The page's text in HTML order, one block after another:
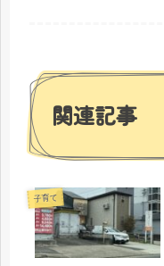
関連記事
子育て